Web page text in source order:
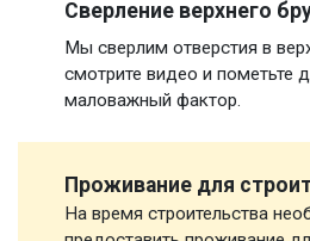
Сверление верхнего
Мы сверлим отверстия в
смотрите видео и пометьте
маловажный фактор.
Проживание для
На время строительства